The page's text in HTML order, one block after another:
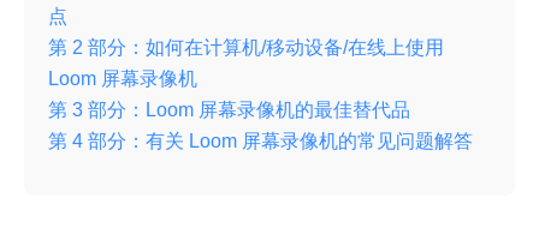
点
第 2 部分：如何在计算机/移动设备/在线上使用
Loom 屏幕录像机
第 3 部分：Loom 屏幕录像机的最佳替代品
第 4 部分：有关 Loom 屏幕录像机的常见问题解答